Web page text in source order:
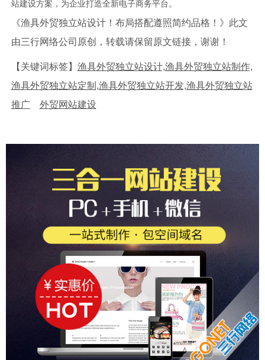
站建设方案，为企业打造全新电子商务平台。
《渔具外贸独立站设计！布局搭配遵照简约品格！》此文
由三行网络公司原创，转载请保留原文链接，谢谢！
【关键词标签】 渔具外贸独立站设计,渔具外贸独立站制作,
渔具外贸独立站定制,渔具外贸独立站开发,渔具外贸独立站
推广
外贸网站建设